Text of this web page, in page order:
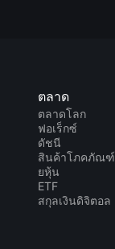
ตลาด
ตลาดโลก
ฟอเร็กซ์
ดัชนี
สินค้าโภคภัณฑ์
ยหุ้น
ETF
สกุลเงินดิจิตอล